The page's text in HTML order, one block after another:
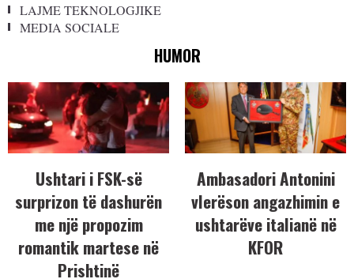
LAJME TEKNOLOGJIKE
MEDIA SOCIALE
HUMOR
Ushtari i FSK-së
surprizon të dashurën
me një propozim
romantik martese në
Prishtinë
Ambasadori Antonini
vlerëson angazhimin e
ushtarëve italianë në
KFOR